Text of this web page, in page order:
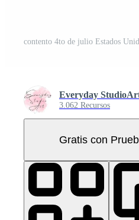
Everyday
3.062 Recursos
Gratis con